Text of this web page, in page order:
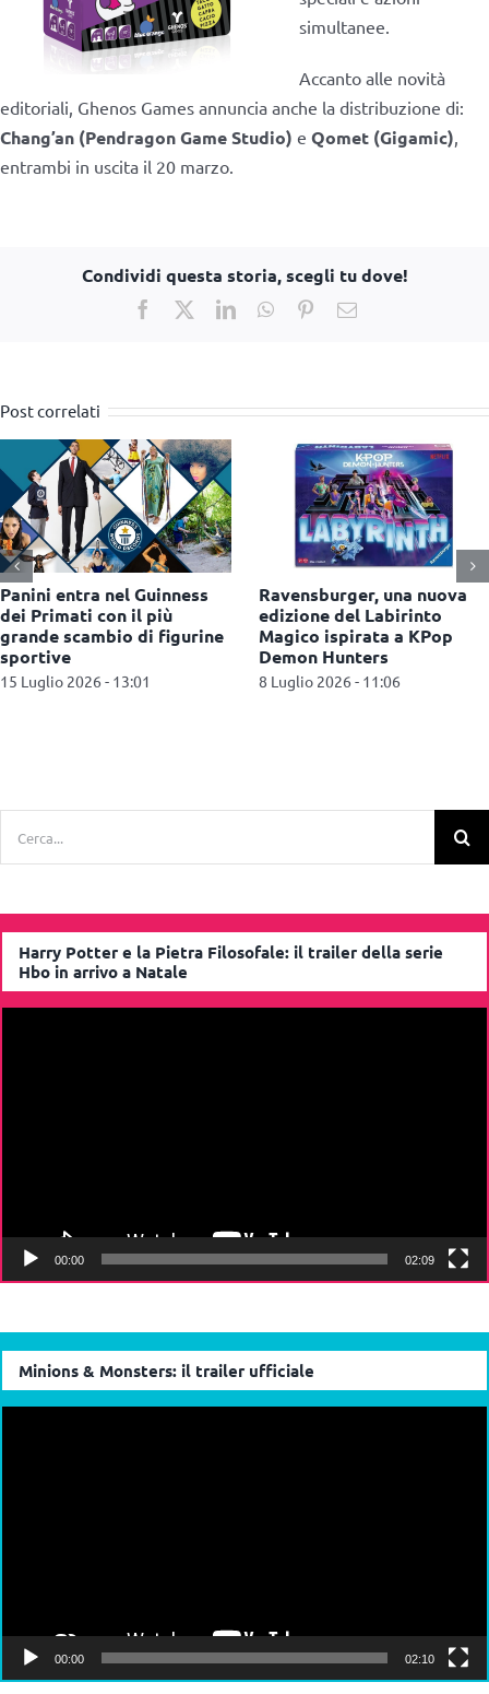
simultanee.
Accanto alle novità
editoriali, Ghenos Games annuncia anche la distribuzione di:
Chang’an (Pendragon Game Studio) e Qomet (Gigamic),
entrambi in uscita il 20 marzo.
Condividi questa storia, scegli tu dove!
Facebook
X LinkedInWhatsApp
PinterestEmail
Post correlati
Panini entra nel Guinness
dei Primati con il più
grande scambio di figurine
sportive
15 Luglio 2026 - 13:01
Ravensburger, una nuova
edizione del Labirinto
Magico ispirata a KPop
Demon Hunters
8 Luglio 2026 - 11:06
Harry Potter e la Pietra Filosofale: il trailer della serie
Hbo in arrivo a Natale
00:00 02:09
Minions & Monsters: il trailer ufficiale
00:00 02:10